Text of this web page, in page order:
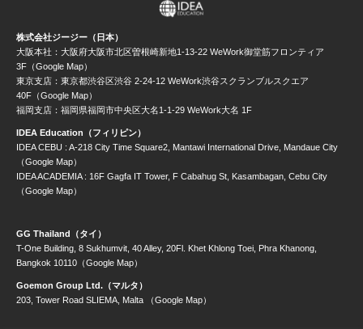
株式会社ジージー（日本）
大阪本社：大阪府大阪市北区曽根崎新地1-13-22 WeWork御堂筋フロンティア
3F（Google Map）
東京支店：東京都渋谷区渋谷 2-24-12 WeWork渋谷スクランブルスクエア
40F（Google Map）
福岡支店：福岡県福岡市中央区大名1-1-29 WeWork大名 1F
IDEA Education（フィリピン）
IDEA CEBU : A-218 City Time Square2, Mantawi International Drive, Mandaue City
（Google Map）
IDEA ACADEMIA : 16F Gagfa IT Tower, F Cabahug St, Kasambagan, Cebu City
（Google Map）
GG Thailand（タイ）
T-One Building, 8 Sukhumvit, 40 Alley, 20Fl. Khet Khlong Toei, Phra Khanong,
Bangkok 10110（Google Map）
Goemon Group Ltd.（マルタ）
203, Tower Road SLIEMA, Malta （Google Map）